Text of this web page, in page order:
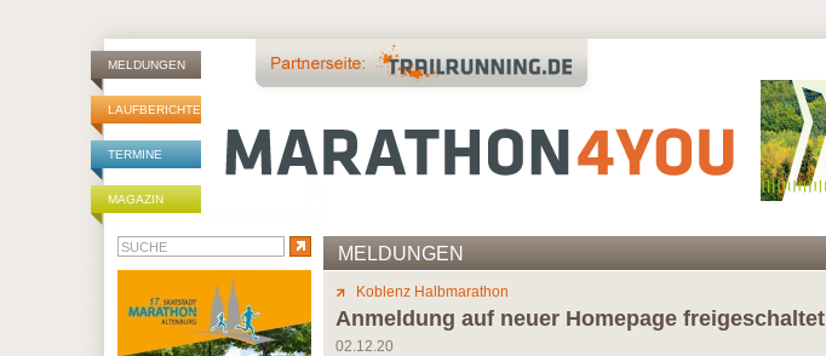
MELDUNGEN
LAUFBERICHTE
TERMINE
MAGAZIN
MELDUNGEN
Koblenz Halbmarathon
Anmeldung auf neuer Homepage freigeschaltet
02.12.20